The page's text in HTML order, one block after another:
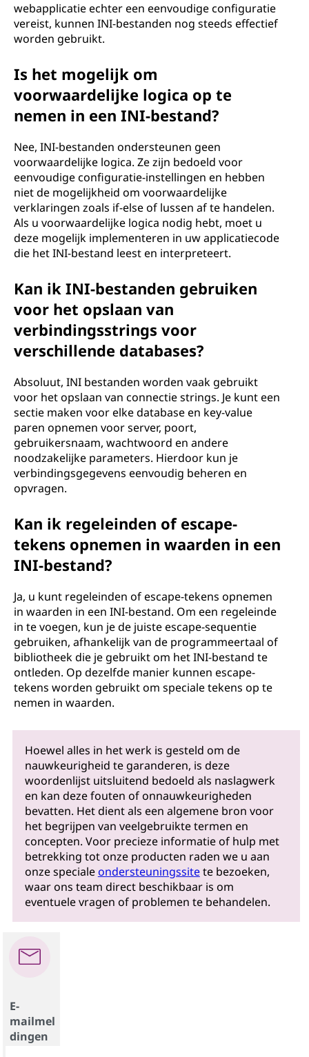
webapplicatie echter een eenvoudige configuratie
vereist, kunnen INI-bestanden nog steeds effectief
worden gebruikt.
Is het mogelijk om
voorwaardelijke logica op te
nemen in een INI-bestand?
Nee, INI-bestanden ondersteunen geen
voorwaardelijke logica. Ze zijn bedoeld voor
eenvoudige configuratie-instellingen en hebben
niet de mogelijkheid om voorwaardelijke
verklaringen zoals if-else of lussen af te handelen.
Als u voorwaardelijke logica nodig hebt, moet u
deze mogelijk implementeren in uw applicatiecode
die het INI-bestand leest en interpreteert.
Kan ik INI-bestanden gebruiken
voor het opslaan van
verbindingsstrings voor
verschillende databases?
Absoluut, INI bestanden worden vaak gebruikt
voor het opslaan van connectie strings. Je kunt een
sectie maken voor elke database en key-value
paren opnemen voor server, poort,
gebruikersnaam, wachtwoord en andere
noodzakelijke parameters. Hierdoor kun je
verbindingsgegevens eenvoudig beheren en
opvragen.
Kan ik regeleinden of escape-
tekens opnemen in waarden in een
INI-bestand?
Ja, u kunt regeleinden of escape-tekens opnemen
in waarden in een INI-bestand. Om een regeleinde
in te voegen, kun je de juiste escape-sequentie
gebruiken, afhankelijk van de programmeertaal of
bibliotheek die je gebruikt om het INI-bestand te
ontleden. Op dezelfde manier kunnen escape-
tekens worden gebruikt om speciale tekens op te
nemen in waarden.
Hoewel alles in het werk is gesteld om de
nauwkeurigheid te garanderen, is deze
woordenlijst uitsluitend bedoeld als naslagwerk
en kan deze fouten of onnauwkeurigheden
bevatten. Het dient als een algemene bron voor
het begrijpen van veelgebruikte termen en
concepten. Voor precieze informatie of hulp met
betrekking tot onze producten raden we u aan
onze specialeondersteuningssitete bezoeken,
waar ons team direct beschikbaar is om
eventuele vragen of problemen te behandelen.
E-
mailmel
dingen